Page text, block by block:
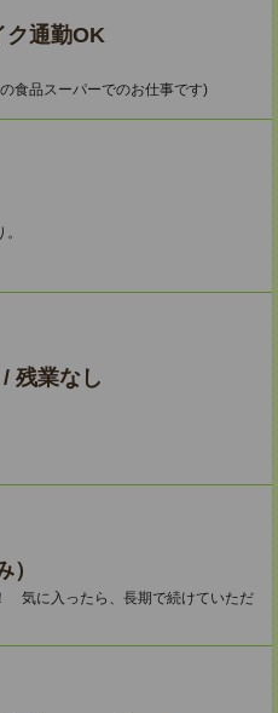
ク通勤OK
食品スーパーでのお仕事です)
残業なし
気に入ったら、長期で続けていただ